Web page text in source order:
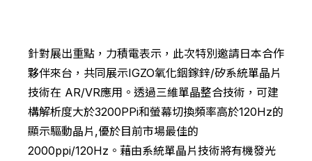
針對展出重點，力積電表示，此次特別邀請日本合作
夥伴來台，共同展示IGZO氧化銦鎵鋅/矽系統單晶片
技術在 AR/VR應用。透過三維單晶整合技術，可建
構解析度大於3200PPi和螢幕切換頻率高於120Hz的
顯示驅動晶片,優於目前市場最佳的
2000ppi/120Hz。藉由系統單晶片技術將有機發光